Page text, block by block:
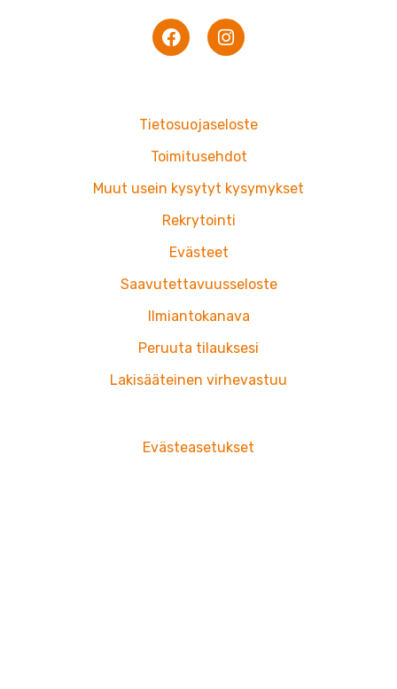
F
a
o
k
I
n
g
a
Tietosuojaseloste
Toimitusehdot
Muut usein kysytyt kysymykset
Rekrytointi
Evästeet
Saavutettavuusseloste
Ilmiantokanava
Peruuta tilauksesi
Lakisääteinen virhevastuu
Evästeasetukset